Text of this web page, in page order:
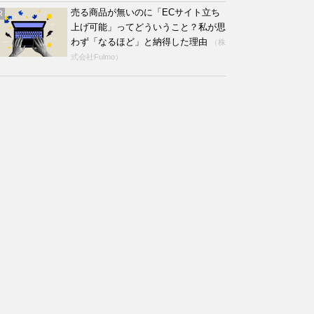
売る商品が無いのに「ECサイト立ち
上げ可能」ってどういうこと？私が思
わず「なるほど」と納得した理由
（株
式会社Fulmo）